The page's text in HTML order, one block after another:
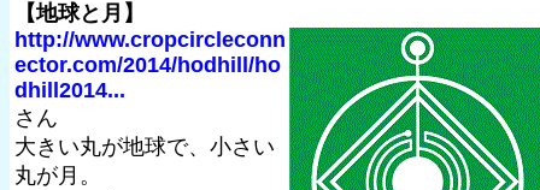
【地球と月】
http://www.cropcircleconn
ector.com/2014/hodhill/ho
dhill2014...
さん
大きい丸が地球で、小さい
丸が月。